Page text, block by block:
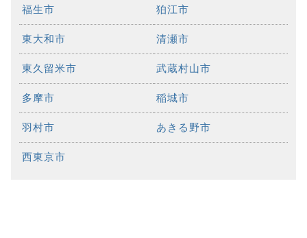
福生市 狛江市
東大和市 清瀬市
東久留米市 武蔵村山市
多摩市 稲城市
羽村市 あきる野市
西東京市